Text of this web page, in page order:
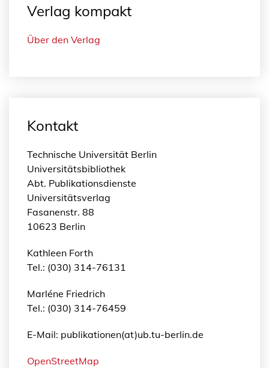
Verlag kompakt
Über den Verlag
Kontakt
Technische Universität Berlin
Universitätsbibliothek
Abt. Publikationsdienste
Universitätsverlag
Fasanenstr. 88
10623 Berlin
Kathleen Forth
Tel.: (030) 314-76131
Marléne Friedrich
Tel.: (030) 314-76459
E-Mail: publikationen(at)ub.tu-berlin.de
OpenStreetMap